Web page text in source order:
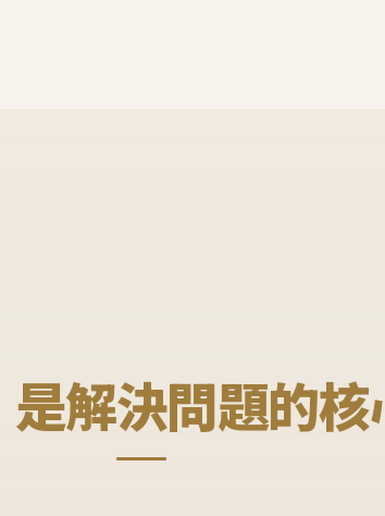
是解決問題的